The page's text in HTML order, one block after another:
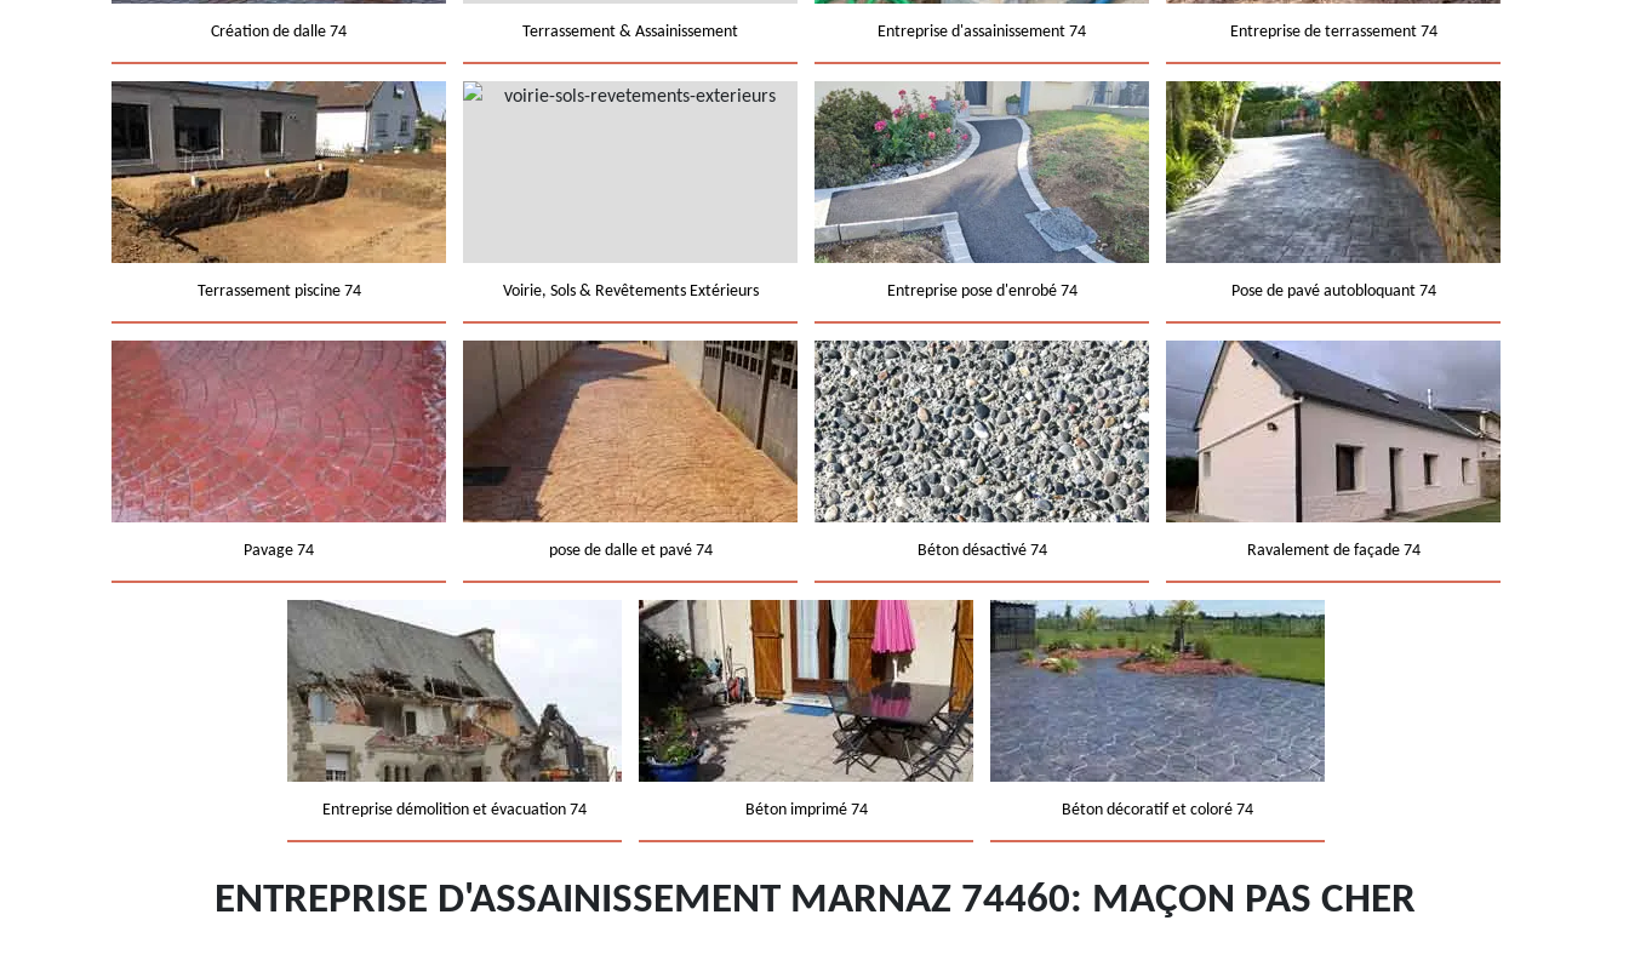
Création de dalle 74 Terrassement & Assainissement Entreprise d'assainissement 74 Entreprise de terrassement 74
Terrassement piscine 74 Voirie, Sols & Revêtements Extérieurs Entreprise pose d'enrobé 74 Pose de pavé autobloquant 74
Pavage 74 pose de dalle et pavé 74 Béton désactivé 74 Ravalement de façade 74
Entreprise démolition et évacuation 74 Béton imprimé 74 Béton décoratif et coloré 74
ENTREPRISE D'ASSAINISSEMENT MARNAZ 74460: MAÇON PAS CHER